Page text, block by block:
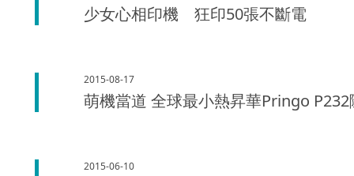
少女心相印機 狂印50張不斷電
2015-08-17
萌機當道 全球最小熱昇華Pringo
2015-06-10